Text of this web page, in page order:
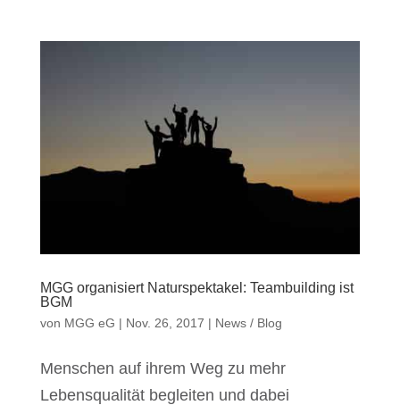
MGG organisiert Naturspektakel: Teambuilding ist
BGM
von MGG eG | Nov. 26, 2017 | News / Blog
Menschen auf ihrem Weg zu mehr
Lebensqualität begleiten und dabei